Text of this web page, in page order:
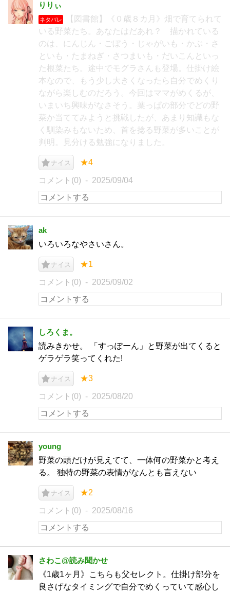
りりぃ
ネタバレ
【図書館】《０歳８カ月》畑で育てられて
いる野菜たち。あなたはだあれ？ 描かれている
のは、にんじん・ごぼう・じゃがいも・かぶ・さ
といも・たまねぎ・さつまいも・だいこんといっ
た根菜たち。途中でモグラさんも登場。仕掛け絵
本なので、もう少し大きくなったら自分でめくり
ながら楽しむのだろう。今回はママがめくるが、
いまいち興味がなさそう。葉っぱの部分でどの野
菜か当ててみようと挑戦したが、あまり知識もな
く馴染みもないため、首を捻る野菜が多いことが
判明。見分ける勉強になりました。
ナイス ★4
コメント(0) 2025/09/04
ak
いろいろなやさいさん。
ナイス ★1
コメント(0) 2025/09/02
しろくま。
読みきかせ。 「すっぽーん」と野菜が出てくると
ゲラゲラ笑ってくれた!
ナイス ★3
コメント(0) 2025/08/20
young
野菜の頭だけが見えてて、一体何の野菜かと考え
る。 独特の野菜の表情がなんとも言えない
ナイス ★2
コメント(0) 2025/08/16
さわこ@読み聞かせ
《1歳1ヶ月》こちらも父セレクト。仕掛け部分を
良さげなタイミングで自分でめくっていて感心し